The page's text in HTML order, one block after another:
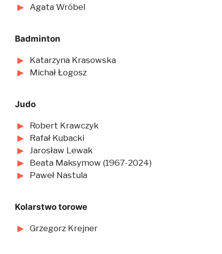
Agata Wróbel
Badminton
Katarzyna Krasowska
Michał Łogosz
Judo
Robert Krawczyk
Rafał Kubacki
Jarosław Lewak
Beata Maksymow (1967-2024)
Paweł Nastula
Kolarstwo torowe
Grzegorz Krejner